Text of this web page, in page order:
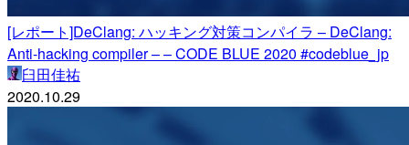
[レポート]DeClang: ハッキング対策コンパイラ – DeClang:
Anti-hacking compiler – – CODE BLUE 2020 #codeblue_jp
臼田佳祐
2020.10.29